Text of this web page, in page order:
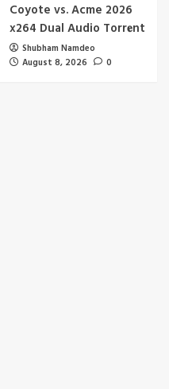
Coyote vs. Acme 2026
x264 Dual Audio Torr𝐞nt
Shubham Namdeo
August 8, 2026
0